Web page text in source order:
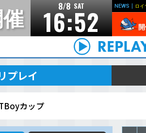
非開催
リンク 個人情報の取り扱いについて
レース＆展示リプレイ